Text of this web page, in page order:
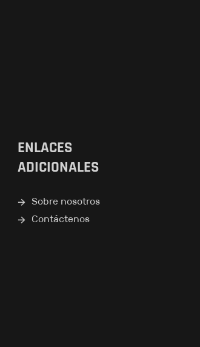
ENLACES
ADICIONALES
Sobre nosotros
Contáctenos